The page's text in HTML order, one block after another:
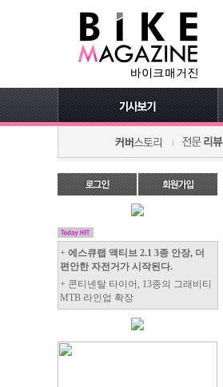
+ 에스큐랩 액티브 2.1 3종 안장, 더
편안한 자전거가 시작된다.
+ 콘티넨탈 타이어, 13종의 그래비티
MTB 라인업 확장